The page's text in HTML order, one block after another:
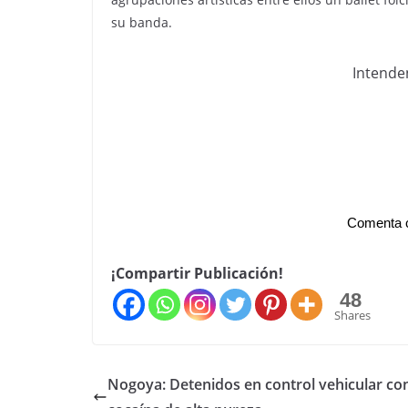
su banda.
Comenta
¡Compartir Publicación!
48
Shares
Nogoya: Detenidos en control vehicular